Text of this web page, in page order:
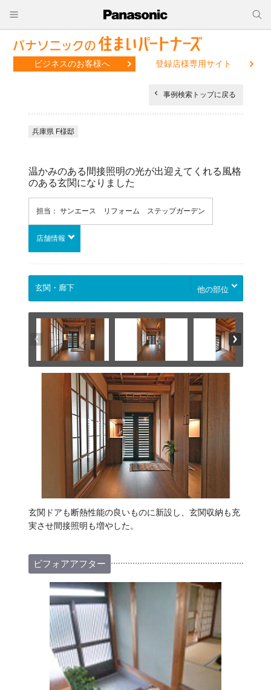
ビジネスのお客様へ 登録店様専用サイト
事例検索トップに戻る
兵庫県 F様邸
温かみのある間接照明の光が出迎えてくれる風格
のある玄関になりました
担当： サンエース リフォーム ステップガーデン
店舗情報
他の部位
玄関ドアも断熱性能の良いものに新設し、玄関収納も充
実させ間接照明も増やした。
ビフォアアフター